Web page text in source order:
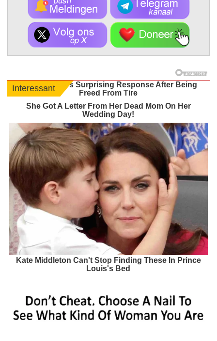
Interessant
Colorado Elk's Surprising Response After Being
Freed From Tire
She Got A Letter From Her Dead Mom On Her
Wedding Day!
Kate Middleton Can't Stop Finding These In Prince
Louis's Bed